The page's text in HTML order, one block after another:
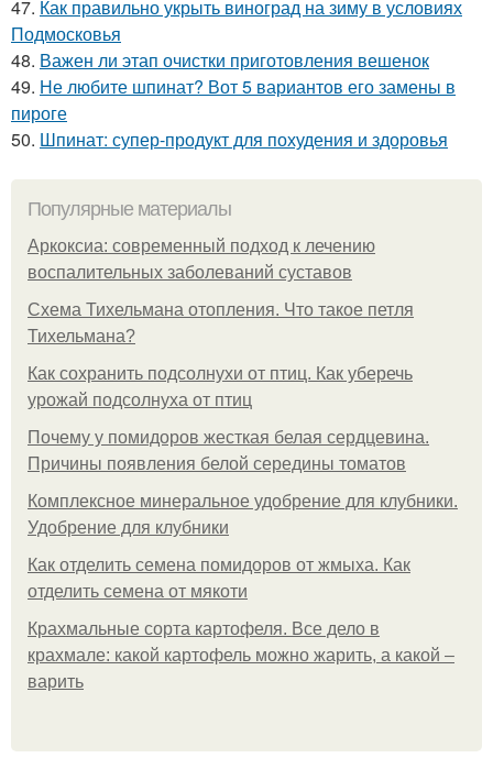
47. Как правильно укрыть виноград на зиму в условиях
Подмосковья
48. Важен ли этап очистки приготовления вешенок
49. Не любите шпинат? Вот 5 вариантов его замены в
пироге
50. Шпинат: супер-продукт для похудения и здоровья
Популярные материалы
Аркоксиа: современный подход к лечению
воспалительных заболеваний суставов
Схема Тихельмана отопления. Что такое петля
Тихельмана?
Как сохранить подсолнухи от птиц. Как уберечь
урожай подсолнуха от птиц
Почему у помидоров жесткая белая сердцевина.
Причины появления белой середины томатов
Комплексное минеральное удобрение для клубники.
Удобрение для клубники
Как отделить семена помидоров от жмыха. Как
отделить семена от мякоти
Крахмальные сорта картофеля. Все дело в
крахмале: какой картофель можно жарить, а какой –
варить